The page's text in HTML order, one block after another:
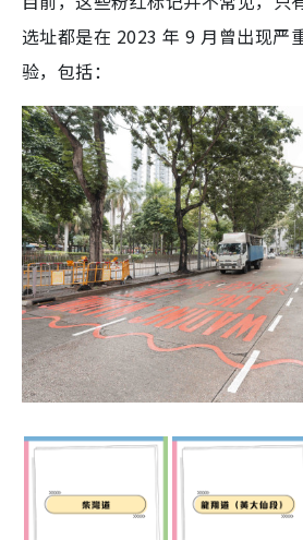
选址都是在 2023 年 9 月曾出现严
验，包括：